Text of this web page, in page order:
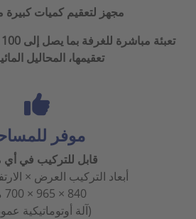
مجهز لتعقيم كميات كبيرة
تعقيمها، المحاليل
موفر
قابل للتركيب في
أبعاد التركيب العرض ×
840 × 965 × 700 مم
(آلة أوتوماتيكية